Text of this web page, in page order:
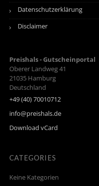
Datenschutzerklärung
Disclaimer
Preishals - Gutscheinportal
Oberer Landweg 41
21035 Hamburg
Deutschland
+49 (40) 70010712
info@preishals.de
Download vCard
CATEGORIES
Keine Kategorien